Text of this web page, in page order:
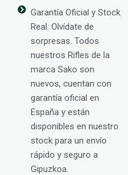
Garantía Oficial y Stock
Real: Olvídate de
sorpresas. Todos
nuestros Rifles de la
marca Sako son
nuevos, cuentan con
garantía oficial en
España y están
disponibles en nuestro
stock para un envío
rápido y seguro a
Gipuzkoa.